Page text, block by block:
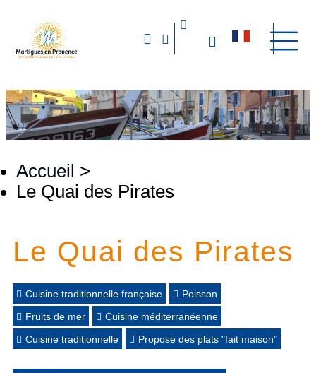
Accueil >
Le Quai des Pirates
Le Quai des Pirates
Cuisine traditionnelle française
Poisson
Fruits de mer
Cuisine méditerranéenne
Cuisine traditionnelle
Propose des plats "fait maison"